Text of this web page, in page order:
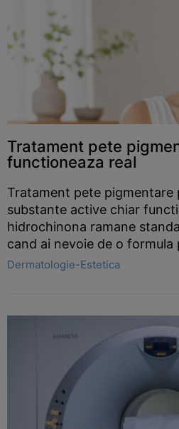
Tratament pete
functioneaza real
Tratament pete
substante active chiar
hidrochinona ramane
cand ai nevoie de o formula
Dermatologie-Estetica